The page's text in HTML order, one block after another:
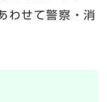
わせて警察・消